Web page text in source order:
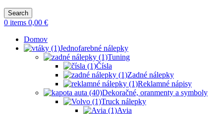
Search
0 items 0,00 €
Domov
Jednofarebné nálepky
Tuning
Čísla
Zadné nálepky
Reklamné nápisy
Dekoračné, oranmenty a symboly
Truck nálepky
Avia